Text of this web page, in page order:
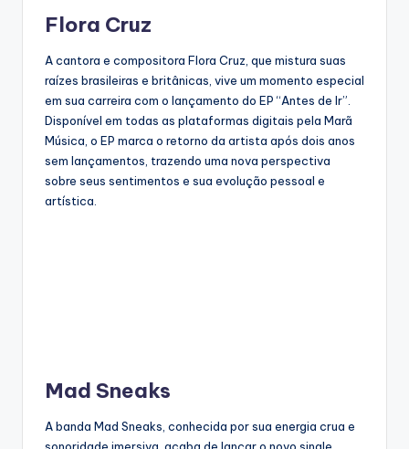
Flora Cruz
A cantora e compositora Flora Cruz, que mistura suas
raízes brasileiras e britânicas, vive um momento especial
em sua carreira com o lançamento do EP “Antes de Ir”.
Disponível em todas as plataformas digitais pela Marã
Música, o EP marca o retorno da artista após dois anos
sem lançamentos, trazendo uma nova perspectiva
sobre seus sentimentos e sua evolução pessoal e
artística.
Mad Sneaks
A banda Mad Sneaks, conhecida por sua energia crua e
sonoridade imersiva, acaba de lançar o novo single